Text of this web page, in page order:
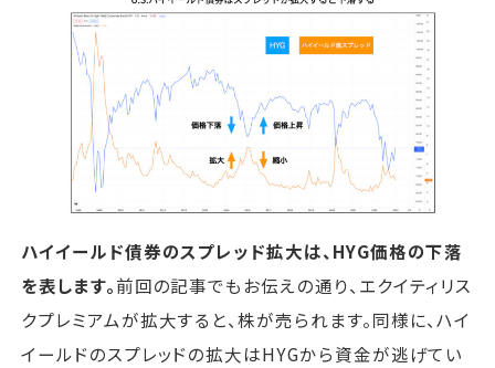
ハイイールド債券のスプレッド拡大は、HYG価格の下落
を表します。前回の記事でもお伝えの通り、エクイティリス
クプレミアムが拡大すると、株が売られます。同様に、ハイ
イールドのスプレッドの拡大はHYGから資金が逃げてい